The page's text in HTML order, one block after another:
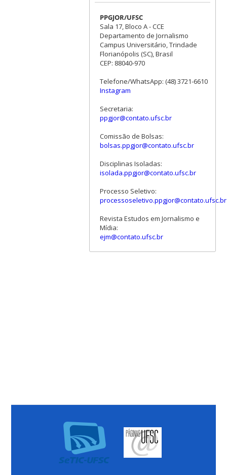
PPGJOR/UFSC
Sala 17, Bloco A - CCE
Departamento de Jornalismo
Campus Universitário, Trindade
Florianópolis (SC), Brasil
CEP: 88040-970
Telefone/WhatsApp: (48) 3721-6610
Instagram
Secretaria:
ppgjor@contato.ufsc.br
Comissão de Bolsas:
bolsas.ppgjor@contato.ufsc.br
Disciplinas Isoladas:
isolada.ppgjor@contato.ufsc.br
Processo Seletivo:
processoseletivo.ppgjor@contato.ufsc.br
Revista Estudos em Jornalismo e
Mídia:
ejm@contato.ufsc.br